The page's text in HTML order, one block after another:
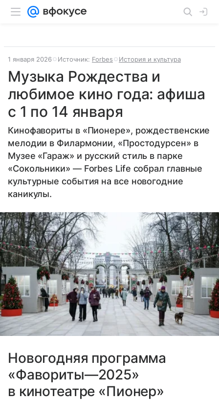
1 января 2026 Источник: Forbes История и культура
Музыка Рождества и
любимое кино года: афиша
с 1 по 14 января
Кинофавориты в «Пионере», рождественские
мелодии в Филармонии, «Простодурсен» в
Музее «Гараж» и русский стиль в парке
«Сокольники» — Forbes Life собрал главные
культурные события на все новогодние
каникулы.
Новогодняя программа
«Фавориты—2025»
в кинотеатре «Пионер»